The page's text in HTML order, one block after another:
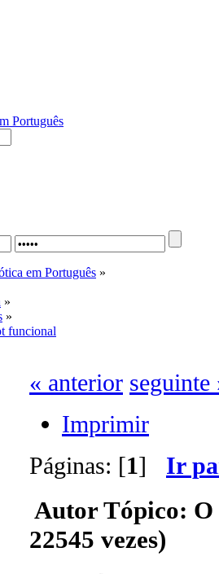
Português
em Português »
»
»
funcional
« anterior seguinte
Imprimir
Páginas: [1] Ir
AutorTópico: O
22545 vezes)